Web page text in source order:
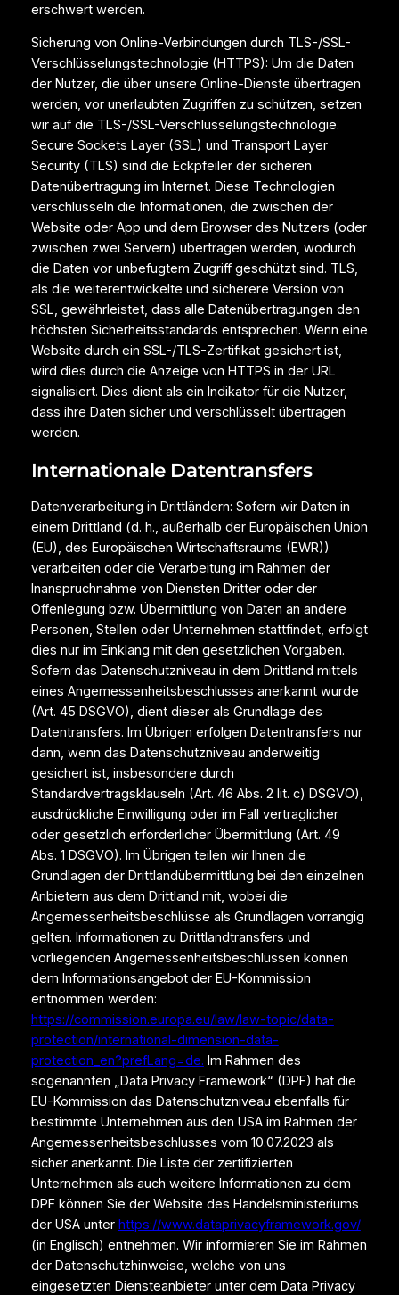
erschwert werden.
Sicherung von Online-Verbindungen durch TLS-/SSL-
Verschlüsselungstechnologie (HTTPS): Um die Daten
der Nutzer, die über unsere Online-Dienste übertragen
werden, vor unerlaubten Zugriffen zu schützen, setzen
wir auf die TLS-/SSL-Verschlüsselungstechnologie.
Secure Sockets Layer (SSL) und Transport Layer
Security (TLS) sind die Eckpfeiler der sicheren
Datenübertragung im Internet. Diese Technologien
verschlüsseln die Informationen, die zwischen der
Website oder App und dem Browser des Nutzers (oder
zwischen zwei Servern) übertragen werden, wodurch
die Daten vor unbefugtem Zugriff geschützt sind. TLS,
als die weiterentwickelte und sicherere Version von
SSL, gewährleistet, dass alle Datenübertragungen den
höchsten Sicherheitsstandards entsprechen. Wenn eine
Website durch ein SSL-/TLS-Zertifikat gesichert ist,
wird dies durch die Anzeige von HTTPS in der URL
signalisiert. Dies dient als ein Indikator für die Nutzer,
dass ihre Daten sicher und verschlüsselt übertragen
werden.
Internationale Datentransfers
Datenverarbeitung in Drittländern: Sofern wir Daten in
einem Drittland (d. h., außerhalb der Europäischen Union
(EU), des Europäischen Wirtschaftsraums (EWR))
verarbeiten oder die Verarbeitung im Rahmen der
Inanspruchnahme von Diensten Dritter oder der
Offenlegung bzw. Übermittlung von Daten an andere
Personen, Stellen oder Unternehmen stattfindet, erfolgt
dies nur im Einklang mit den gesetzlichen Vorgaben.
Sofern das Datenschutzniveau in dem Drittland mittels
eines Angemessenheitsbeschlusses anerkannt wurde
(Art. 45 DSGVO), dient dieser als Grundlage des
Datentransfers. Im Übrigen erfolgen Datentransfers nur
dann, wenn das Datenschutzniveau anderweitig
gesichert ist, insbesondere durch
Standardvertragsklauseln (Art. 46 Abs. 2 lit. c) DSGVO),
ausdrückliche Einwilligung oder im Fall vertraglicher
oder gesetzlich erforderlicher Übermittlung (Art. 49
Abs. 1 DSGVO). Im Übrigen teilen wir Ihnen die
Grundlagen der Drittlandübermittlung bei den einzelnen
Anbietern aus dem Drittland mit, wobei die
Angemessenheitsbeschlüsse als Grundlagen vorrangig
gelten. Informationen zu Drittlandtransfers und
vorliegenden Angemessenheitsbeschlüssen können
dem Informationsangebot der EU-Kommission
entnommen werden:
https://commission.europa.eu/law/law-topic/data-
protection/international-dimension-data-
protection_en?prefLang=de. Im Rahmen des
sogenannten „Data Privacy Framework“ (DPF) hat die
EU-Kommission das Datenschutzniveau ebenfalls für
bestimmte Unternehmen aus den USA im Rahmen der
Angemessenheitsbeschlusses vom 10.07.2023 als
sicher anerkannt. Die Liste der zertifizierten
Unternehmen als auch weitere Informationen zu dem
DPF können Sie der Website des Handelsministeriums
der USA unter https://www.dataprivacyframework.gov/
(in Englisch) entnehmen. Wir informieren Sie im Rahmen
der Datenschutzhinweise, welche von uns
eingesetzten Diensteanbieter unter dem Data Privacy